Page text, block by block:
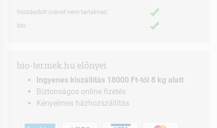
hozzáadott cukrot nem tartalmaz:
bio:
bio-termek.hu előnyei
Ingyenes kiszállítás 18000 Ft-tól 8 kg alatt
Biztonságos online fizetés
Kényelmes házhozszállítás